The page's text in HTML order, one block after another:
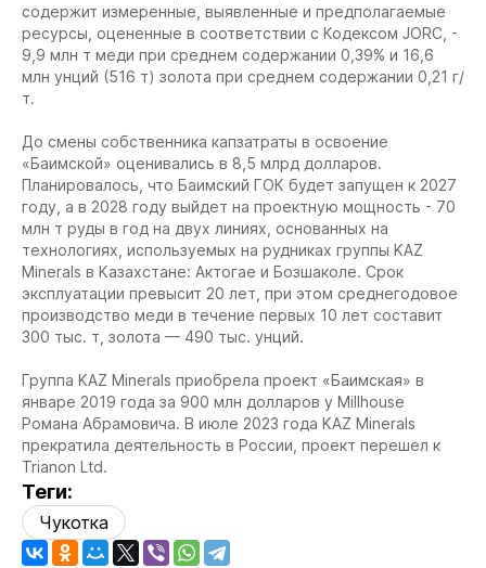
содержит измеренные, выявленные и предполагаемые
ресурсы, оцененные в соответствии с Кодексом JORC, -
9,9 млн т меди при среднем содержании 0,39% и 16,6
млн унций (516 т) золота при среднем содержании 0,21 г/
т.
До смены собственника капзатраты в освоение
«Баимской» оценивались в 8,5 млрд долларов.
Планировалось, что Баимский ГОК будет запущен к 2027
году, а в 2028 году выйдет на проектную мощность - 70
млн т руды в год на двух линиях, основанных на
технологиях, используемых на рудниках группы KAZ
Minerals в Казахстане: Актогае и Бозшаколе. Срок
эксплуатации превысит 20 лет, при этом среднегодовое
производство меди в течение первых 10 лет составит
300 тыс. т, золота — 490 тыс. унций.
Группа KAZ Minerals приобрела проект «Баимская» в
январе 2019 года за 900 млн долларов у Millhouse
Романа Абрамовича. В июле 2023 года KAZ Minerals
прекратила деятельность в России, проект перешел к
Trianon Ltd.
Теги:
Чукотка